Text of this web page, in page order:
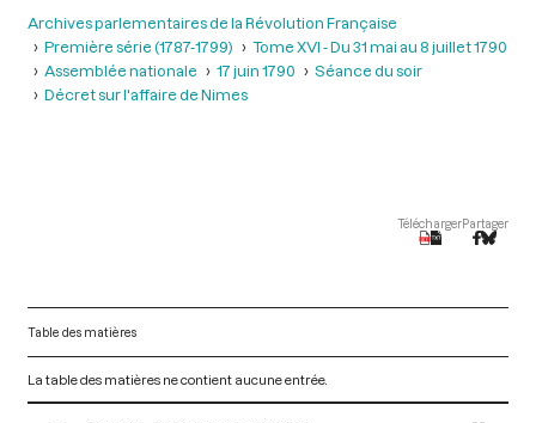
Archives parlementaires de la Révolution Française
Première série (1787-1799)
Tome XVI - Du 31 mai au 8 juillet 1790
Assemblée nationale
17 juin 1790
Séance du soir
Décret sur l'affaire de Nimes
TéléchargerPartager
Table des matières
La table des matières ne contient aucune entrée.